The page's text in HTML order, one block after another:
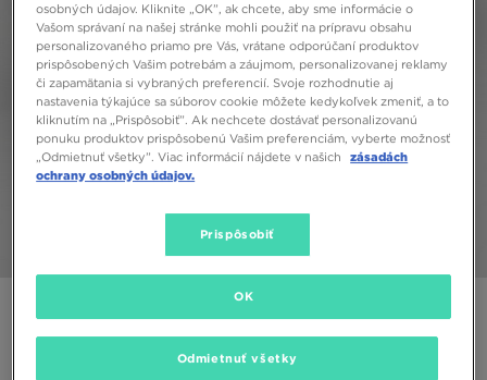
ADIDAS GIRLS' REPEAT TREFOIL LEGGINGS JUNIOR
osobných údajov. Kliknite „OK”, ak chcete, aby sme informácie o
Vašom správaní na našej stránke mohli použiť na prípravu obsahu
personalizovaného priamo pre Vás, vrátane odporúčaní produktov
prispôsobených Vašim potrebám a záujmom, personalizovanej reklamy
či zapamätania si vybraných preferencií. Svoje rozhodnutie aj
nastavenia týkajúce sa súborov cookie môžete kedykoľvek zmeniť, a to
kliknutím na „Prispôsobiť”. Ak nechcete dostávať personalizovanú
ponuku produktov prispôsobenú Vašim preferenciám, vyberte možnosť
„Odmietnuť všetky”. Viac informácií nájdete v našich
zásadách
ochrany osobných údajov.
Prispôsobiť
Odmietnuť všetky
OK